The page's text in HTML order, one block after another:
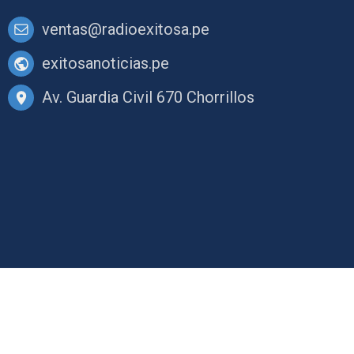
ventas@radioexitosa.pe
exitosanoticias.pe
Av. Guardia Civil 670 Chorrillos